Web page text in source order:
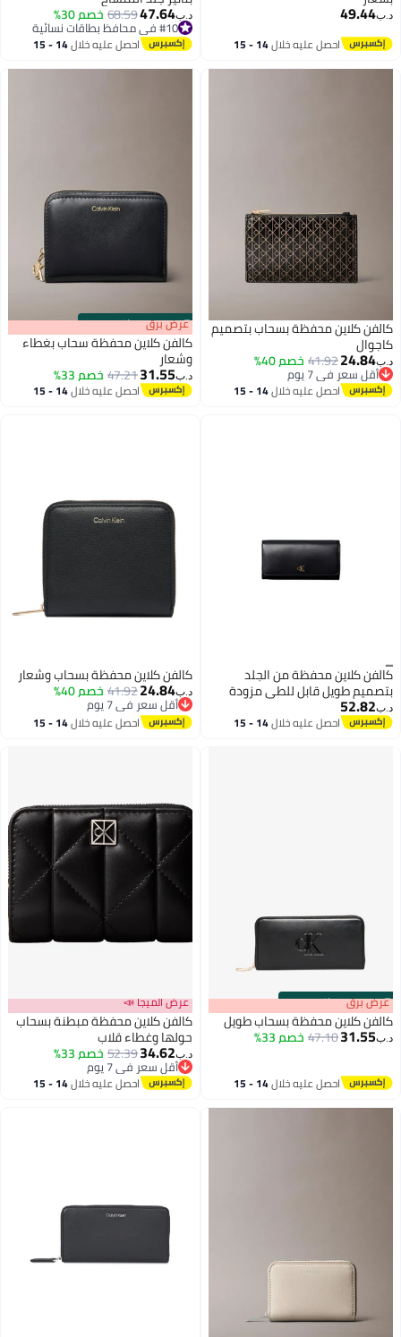
14 - 15 #10 في محافظ بطاقات نسائية احصل عليه خلال 14 - 15
بتصميم
14 - 15
00m:00s
·باقي 100%
2
عرض برق
كالفن كلاين محفظة سحاب بغطاء
وشعار
د.ب‏31.55
احصل عليه خلال 14 - 15
14 - 15
2
كالفن كلاين محفظة بسحاب وشعار
د.ب‏24.84
41.92خصم 40%
أقل سعر في 7 يوم
أقل سعر في 7 يوماحصل عليه خلال 14 - 15
طويل
14 - 15
عرض الميجا 📣
كالفن كلاين محفظة مبطنة بسحاب
حولها وغطاء قلاب
34.62
أقل سعر في 7 يوماحصل عليه خلال 14 - 15